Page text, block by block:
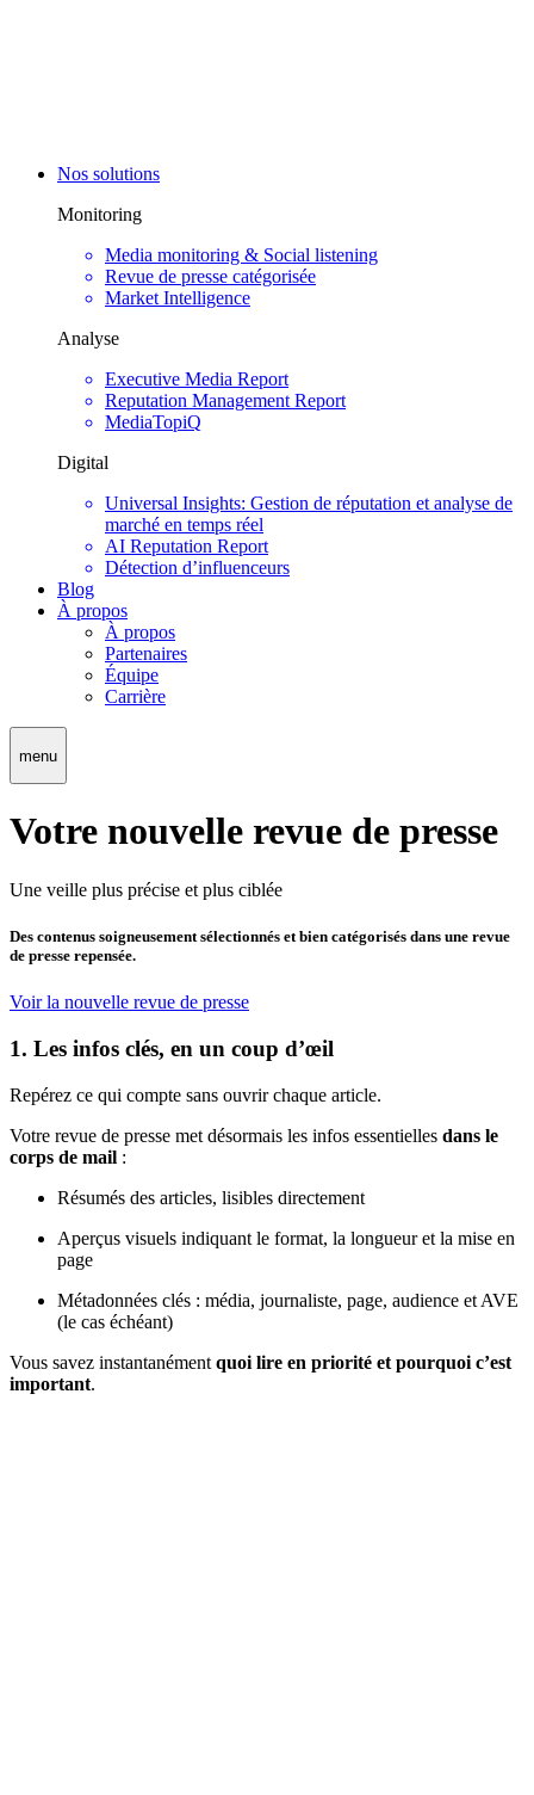
Nos solutions
Monitoring
Media monitoring & Social listening
Revue de presse catégorisée
Market Intelligence
Analyse
Executive Media Report
Reputation Management Report
MediaTopiQ
Digital
Universal Insights: Gestion de réputation et analyse de
marché en temps réel
AI Reputation Report
Détection d’influenceurs
Blog
À propos
À propos
Partenaires
Équipe
Carrière
menu
Votre nouvelle revue de presse
Une veille plus précise et plus ciblée
Des contenus soigneusement sélectionnés et bien catégorisés dans une revue
de presse repensée.
Voir la nouvelle revue de presse
1. Les infos clés, en un coup d’œil
Repérez ce qui compte sans ouvrir chaque article.
Votre revue de presse met désormais les infos essentielles dans le
corps de mail :
Résumés des articles, lisibles directement
Aperçus visuels indiquant le format, la longueur et la mise en
page
Métadonnées clés : média, journaliste, page, audience et AVE
(le cas échéant)
Vous savez instantanément quoi lire en priorité et pourquoi c’est
important.